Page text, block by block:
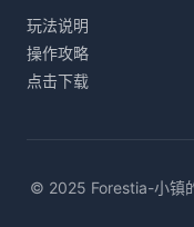
玩法说明
操作攻略
点击下载
© 2025 Forestia-小镇